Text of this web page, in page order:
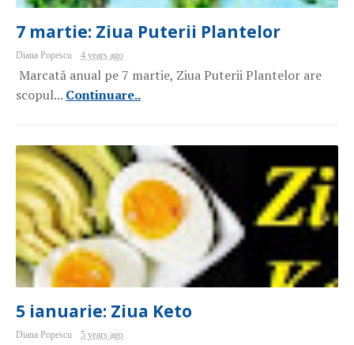
7 martie: Ziua Puterii Plantelor
Diana Popescu 4 years ago
Marcată anual pe 7 martie, Ziua Puterii Plantelor are
scopul... Continuare..
5 ianuarie: Ziua Keto
Diana Popescu 5 years ago